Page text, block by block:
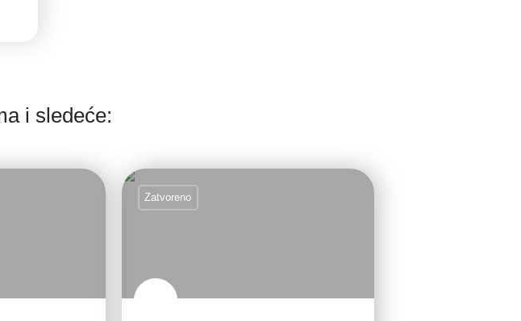
i sledeće:
Zatvoreno